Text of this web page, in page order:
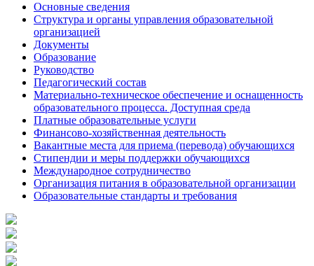
Основные сведения
Структура и органы управления образовательной
организацией
Документы
Образование
Руководство
Педагогический состав
Материально-техническое обеспечение и оснащенность
образовательного процесса. Доступная среда
Платные образовательные услуги
Финансово-хозяйственная деятельность
Вакантные места для приема (перевода) обучающихся
Стипендии и меры поддержки обучающихся
Международное сотрудничество
Организация питания в образовательной организации
Образовательные стандарты и требования